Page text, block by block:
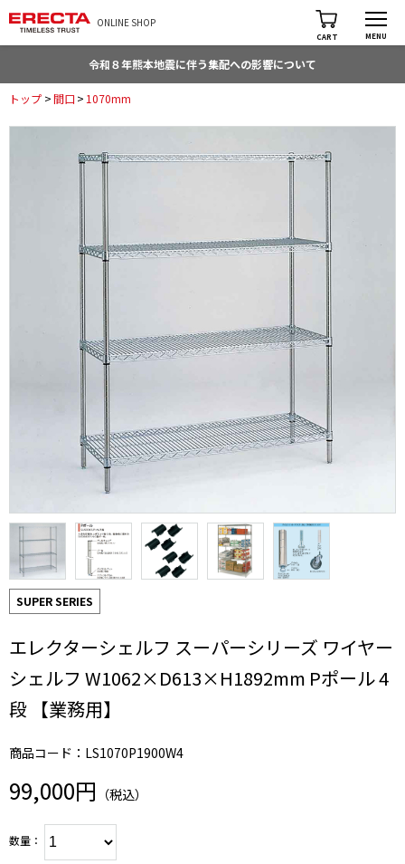
ONLINE SHOP
CART MENU
令和８年熊本地震に伴う集配への影響について
トップ >間口 > 1070mm
SUPER SERIES
エレクターシェルフ スーパーシリーズ ワイヤー
シェルフ W1062×D613×H1892mm Pポール 4
段 【業務用】
商品コード：LS1070P1900W4
99,000円 （税込）
数量：